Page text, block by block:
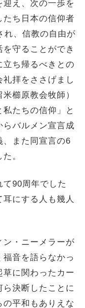
え、次の一歩を
たち日本の信仰者
れ、信教の自由が
守ることができ
立ち帰るべきとの
拝をささげまし
櫛原教会牧師）
たちの信仰」と
らバルメン宣言成
、また同宣言の6
。
90周年でした
にする人も幾人
・ニーメラーが
音を語らなかっ
に関わったカー
決断したことに
平和もありえな